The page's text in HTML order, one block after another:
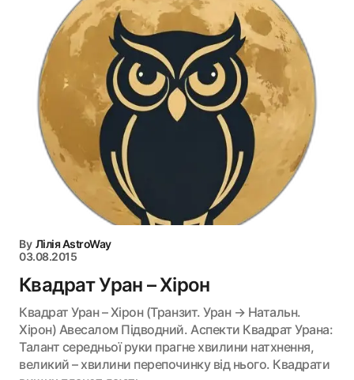
By Лілія AstroWay
03.08.2015
Квадрат Уран – Хірон
Квадрат Уран – Хірон (Транзит. Уран → Натальн.
Хірон) Авесалом Підводний. Аспекти Квадрат Урана:
Талант середньої руки прагне хвилини натхнення,
великий – хвилини перепочинку від нього. Квадрати